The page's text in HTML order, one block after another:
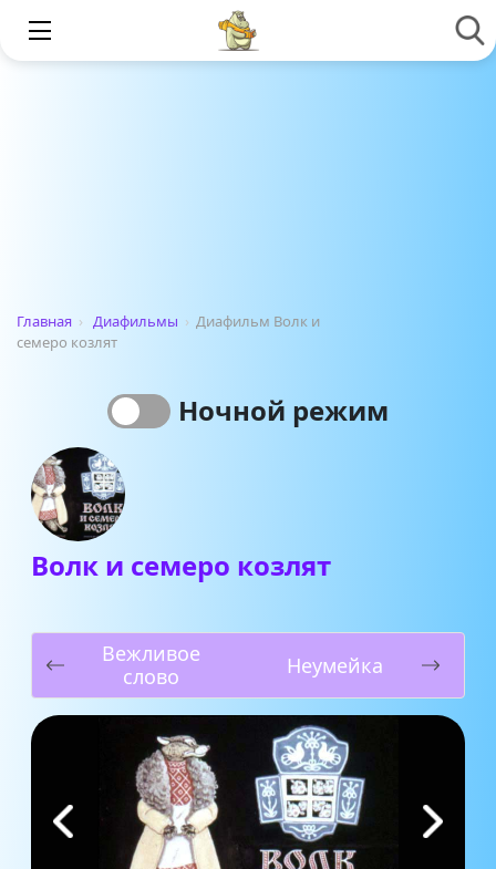
Главная › Диафильмы › Диафильм Волк и
семеро козлят
Ночной режим
Волк и семеро козлят
Вежливое
слово
Неумейка